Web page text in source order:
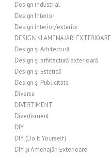
Design industrial
Design Interior
Design interior/exterior
DESIGN ȘI AMENAJĂRI EXTERIOARE
Design și Arhitectură
Design și arhitectură exterioară
Design și Estetică
Design și Publicitate
Diverse
DIVERTIMENT
Divertisment
DIY
DIY (Do It Yourself)
DIY și Amenajări Exterioare